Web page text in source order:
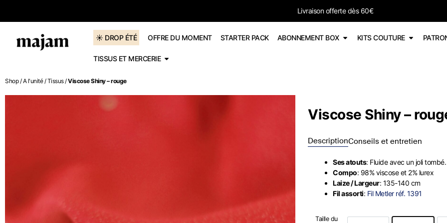
-15% sur tous les PDF avec le code PDF598
☀️ DROP ÉTÉ OFFRE DU MOMENT STARTER PACK ABONNEMENT BOX KITS COUTURE
TISSUS ET MERCERIE
Shop/A l'unité/Tissus/Viscose Shiny – rouge
Viscose Shiny –
Taille du
DescriptionConseils et entretien
Ses atouts: Fluide avec un joli tombé.
Compo: 98% viscose et 2% lurex
Laize / Largeur: 135-140 cm
Fil assorti: Fil Metler réf. 1391